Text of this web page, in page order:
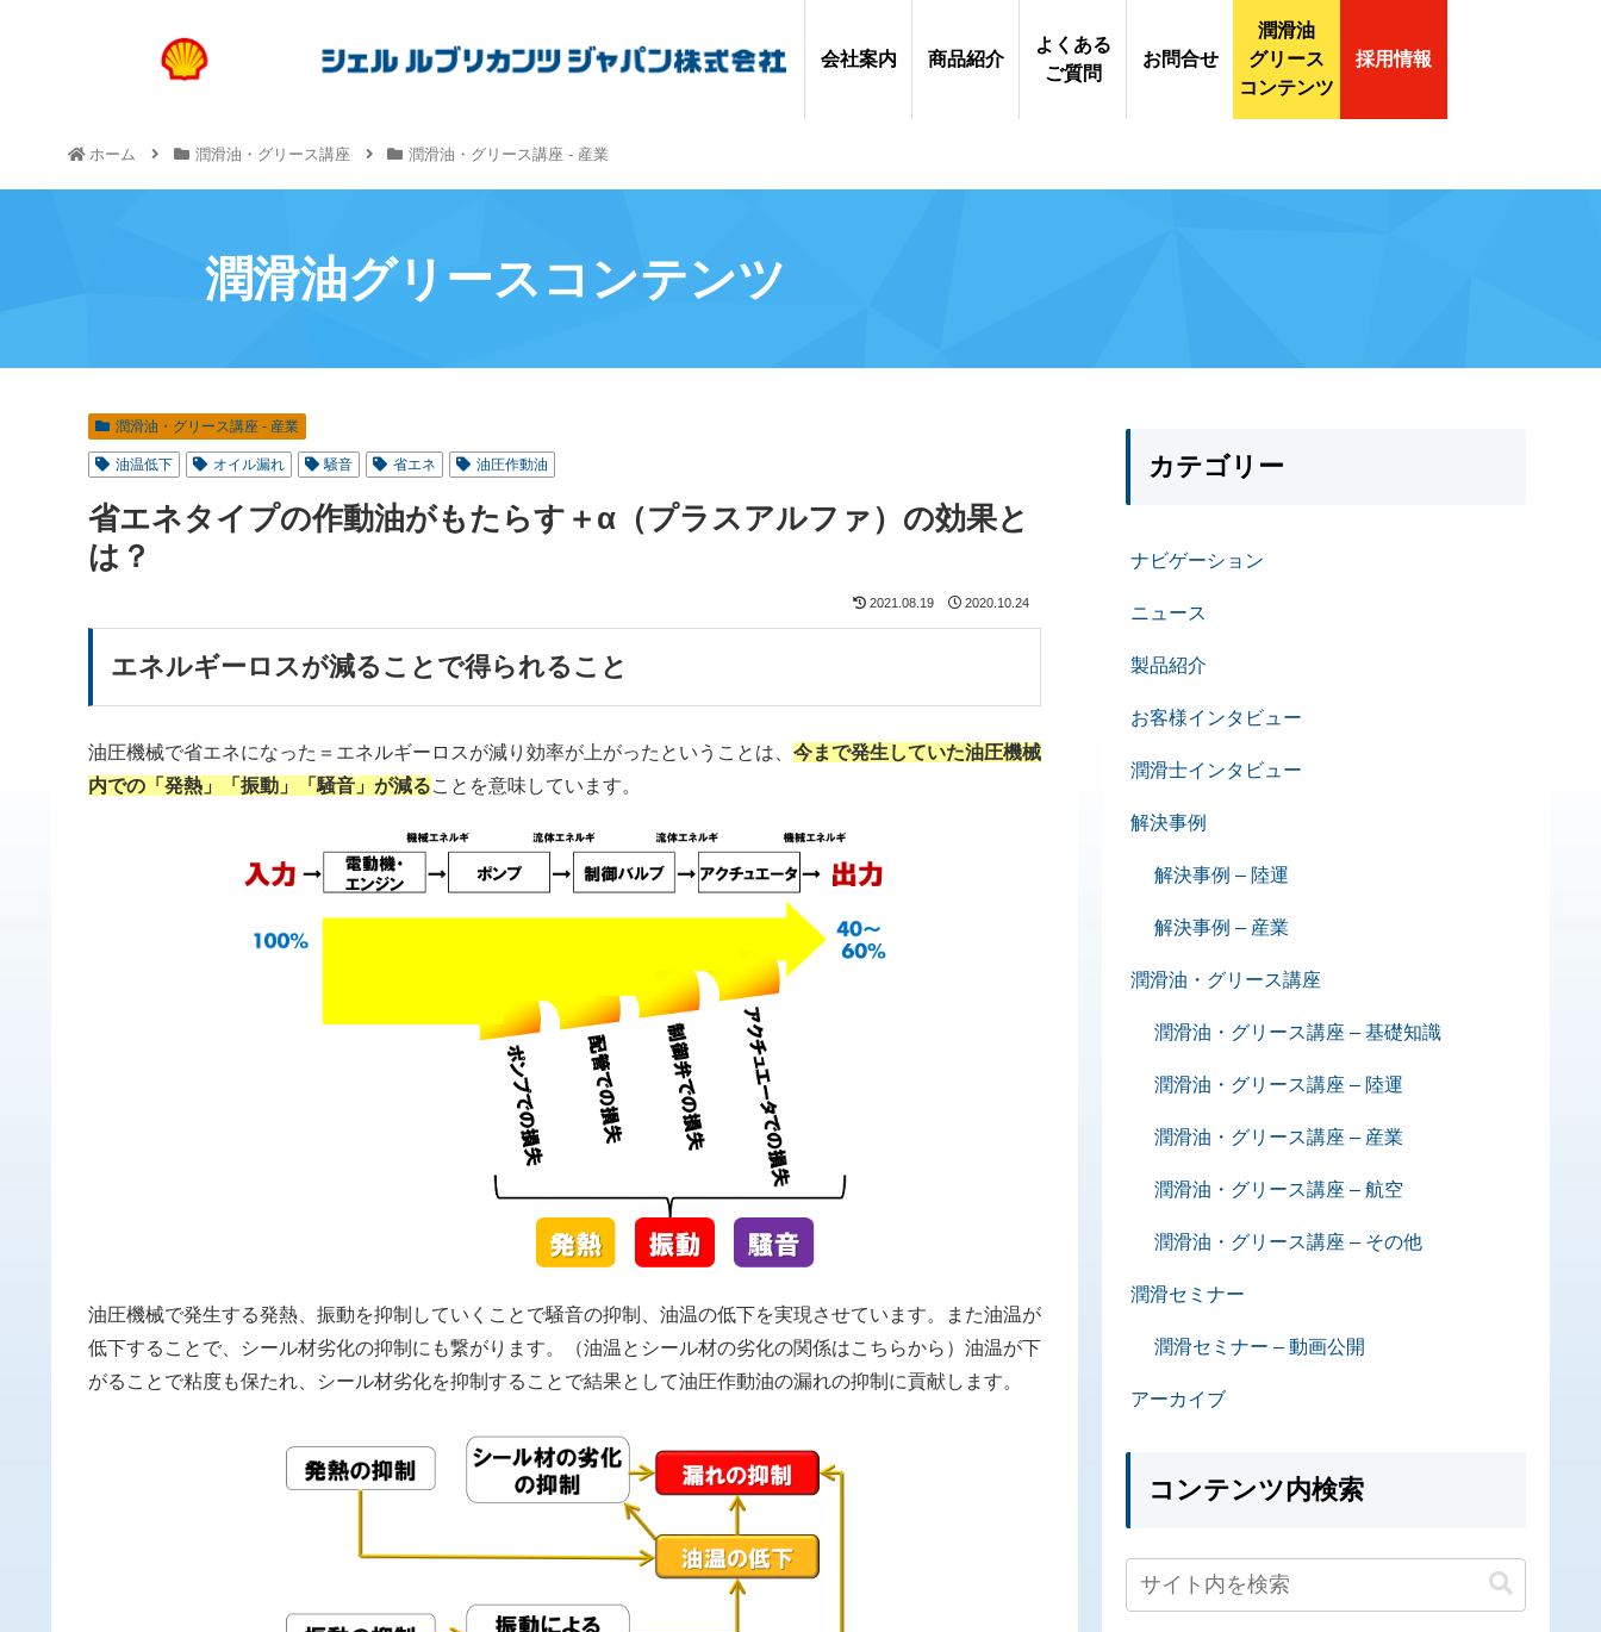
会社案内 商品紹介
よくある
ご質問
お問合せ
潤滑油
グリース
コンテンツ
採用情報
資料請求
ホーム 潤滑油・グリース講座 潤滑油・グリース講座 - 産業
潤滑油グリースコンテンツ
潤滑油・グリース講座 - 産業
油温低下 オイル漏れ 騒音 省エネ 油圧作動油
省エネタイプの作動油がもたらす＋α（プラスアルファ）の効果と
は？
2021.08.19 2020.10.24
エネルギーロスが減ることで得られること
油圧機械で省エネになった＝エネルギーロスが減り効率が上がったということは、 今まで発生していた油圧機械
内での「発熱」「振動」「騒音」が減ることを意味しています。
油圧機械で発生する発熱、振動を抑制していくことで騒音の抑制、油温の低下を実現させています。また油温が
低下することで、シール材劣化の抑制にも繋がります。（油温とシール材の劣化の関係はこちらから）油温が下
がることで粘度も保たれ、シール材劣化を抑制することで結果として油圧作動油の漏れの抑制に貢献します。
カテゴリー
ナビゲーション
ニュース
製品紹介
お客様インタビュー
潤滑士インタビュー
解決事例
解決事例 – 陸運
解決事例 – 産業
潤滑油・グリース講座
潤滑油・グリース講座 – 基礎知識
潤滑油・グリース講座 – 陸運
潤滑油・グリース講座 – 産業
潤滑油・グリース講座 – 航空
潤滑油・グリース講座 – その他
潤滑セミナー
潤滑セミナー – 動画公開
アーカイブ
コンテンツ内検索